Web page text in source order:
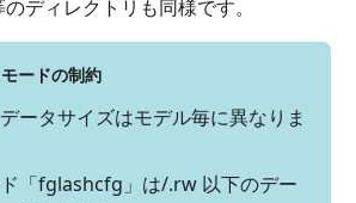
ディレクトリも同様です。
ードの制約
ータサイズはモデル毎に異なりま
「fglashcfg」は/.rw 以下のデー